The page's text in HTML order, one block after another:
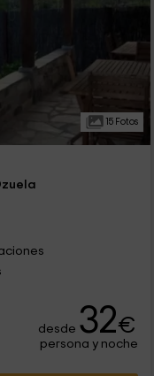
15 Fotos
desde 32€
persona y noche